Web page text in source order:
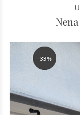
-33%
-33%
-33%